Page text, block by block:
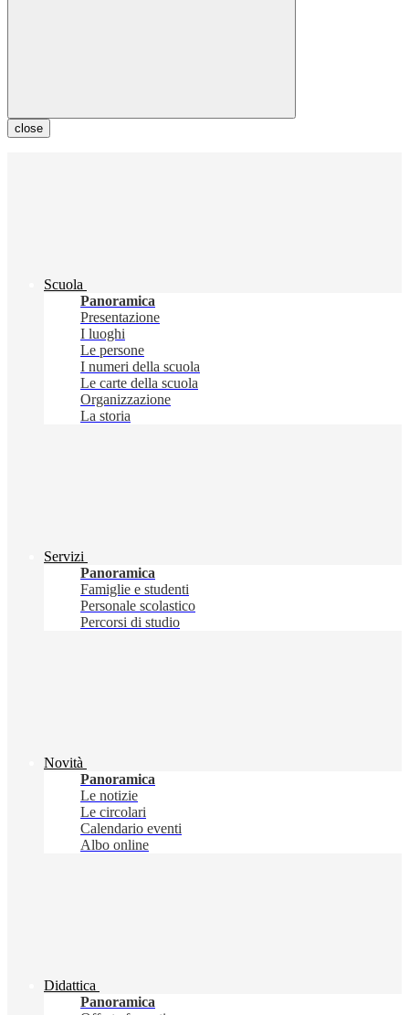
close
Scuola
Panoramica
Presentazione
I luoghi
Le persone
I numeri della scuola
Le carte della scuola
Organizzazione
La storia
Servizi
Panoramica
Famiglie e studenti
Personale scolastico
Percorsi di studio
Novità
Panoramica
Le notizie
Le circolari
Calendario eventi
Albo online
Didattica
Panoramica